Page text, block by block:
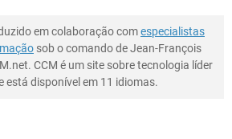
em colaboração comespecialistas
sob o comando de Jean-François
CCM é um site sobre tecnologia líder
está disponível em 11 idiomas.